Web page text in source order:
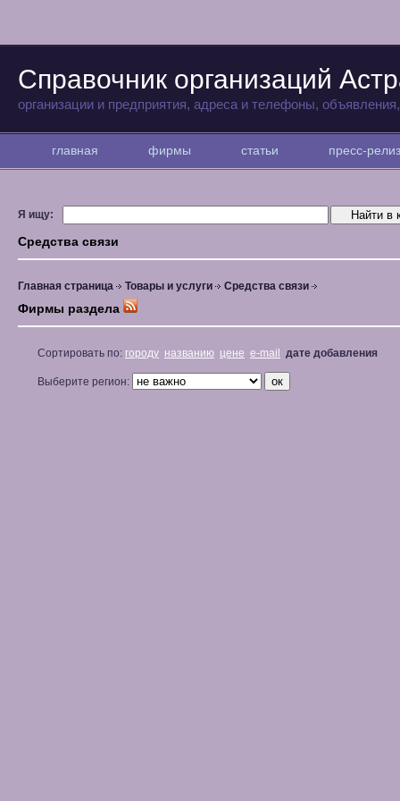
Справочник организаций
организации и предприятия, адреса и телефоны,
главная фирмы статьи пресс-
Я ищу:
Средства связи
Главная страница Товары и услуги Средства связи
Фирмы раздела
Сортировать по: городу названию цене e-mail дате добавления
Выберите регион: